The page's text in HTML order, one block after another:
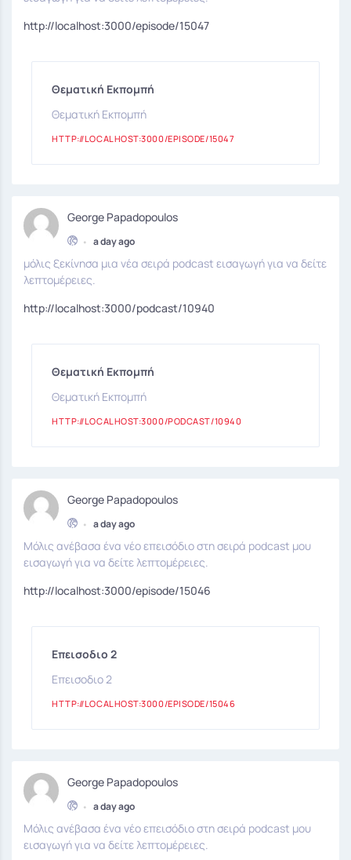
http://localhost:3000/episode/15047
Θεματική Εκπομπή
Θεματική Εκπομπή
HTTP://LOCALHOST:3000/EPISODE/15047
George Papadopoulos
• a day ago
μόλις ξεκίνησα μια νέα σειρά podcast εισαγωγή για να δείτε
λεπτομέρειες.
http://localhost:3000/podcast/10940
Θεματική Εκπομπή
Θεματική Εκπομπή
HTTP://LOCALHOST:3000/PODCAST/10940
George Papadopoulos
• a day ago
Μόλις ανέβασα ένα νέο επεισόδιο στη σειρά podcast μου
εισαγωγή για να δείτε λεπτομέρειες.
http://localhost:3000/episode/15046
Επεισοδιο 2
Επεισοδιο 2
HTTP://LOCALHOST:3000/EPISODE/15046
George Papadopoulos
• a day ago
Μόλις ανέβασα ένα νέο επεισόδιο στη σειρά podcast μου
εισαγωγή για να δείτε λεπτομέρειες.